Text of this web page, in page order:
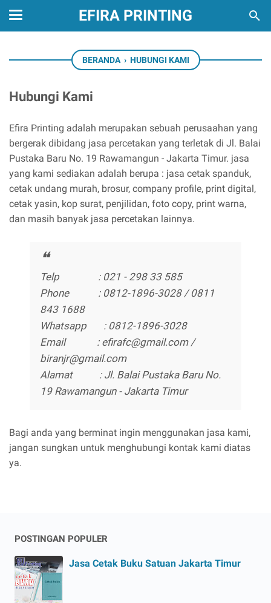
EFIRA PRINTING
BERANDA › HUBUNGI KAMI
Hubungi Kami
Efira Printing adalah merupakan sebuah perusaahan yang
bergerak dibidang jasa percetakan yang terletak di Jl. Balai
Pustaka Baru No. 19 Rawamangun - Jakarta Timur. jasa
yang kami sediakan adalah berupa : jasa cetak spanduk,
cetak undang murah, brosur, company profile, print digital,
cetak yasin, kop surat, penjilidan, foto copy, print warna,
dan masih banyak jasa percetakan lainnya.
Telp : 021 - 298 33 585
Phone : 0812-1896-3028 / 0811
843 1688
Whatsapp : 0812-1896-3028
Email : efirafc@gmail.com /
biranjr@gmail.com
Alamat : Jl. Balai Pustaka Baru No.
19 Rawamangun - Jakarta Timur
Bagi anda yang berminat ingin menggunakan jasa kami,
jangan sungkan untuk menghubungi kontak kami diatas
ya.
POSTINGAN POPULER
Jasa Cetak Buku Satuan Jakarta Timur